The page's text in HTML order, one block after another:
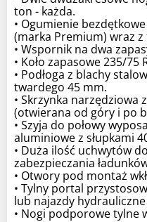
ton - każda.
• Ogumienie
(marka Premium) wraz
• Wspornik na dwa
• Koło zapasowe 235/75
• Podłoga z blachy
twardego 45 mm.
• Skrzynka narzędziowa
(otwierana od góry i po
• Szyja do połowy
aluminiowe z słupkami
• Duża ilość uchwytów
zabezpieczania
• Otwory pod montaż
• Tylny portal
lub najazdy
• Nogi podporowe tylne